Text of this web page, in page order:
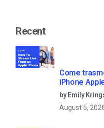
Recent
Come
iPhone
by Emily
August 5,